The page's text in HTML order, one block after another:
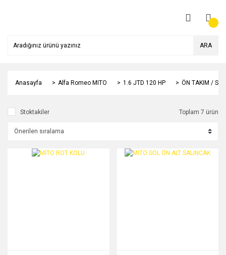
ARA
Anasayfa Alfa Romeo MITO 1.6 JTD 120 HP ÖN TAKIM /
Stoktakiler Toplam 7 ürün